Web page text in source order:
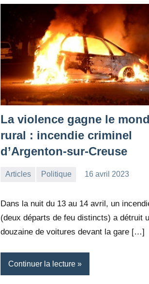
La violence gagne le
rural : incendie criminel
d’Argenton-sur-Creuse
Articles Politique
16 avril 2023
Dans la nuit du 13 au 14 avril, un
(deux départs de feu distincts) a détruit
douzaine de voitures devant la gare […]
Continuer la lecture